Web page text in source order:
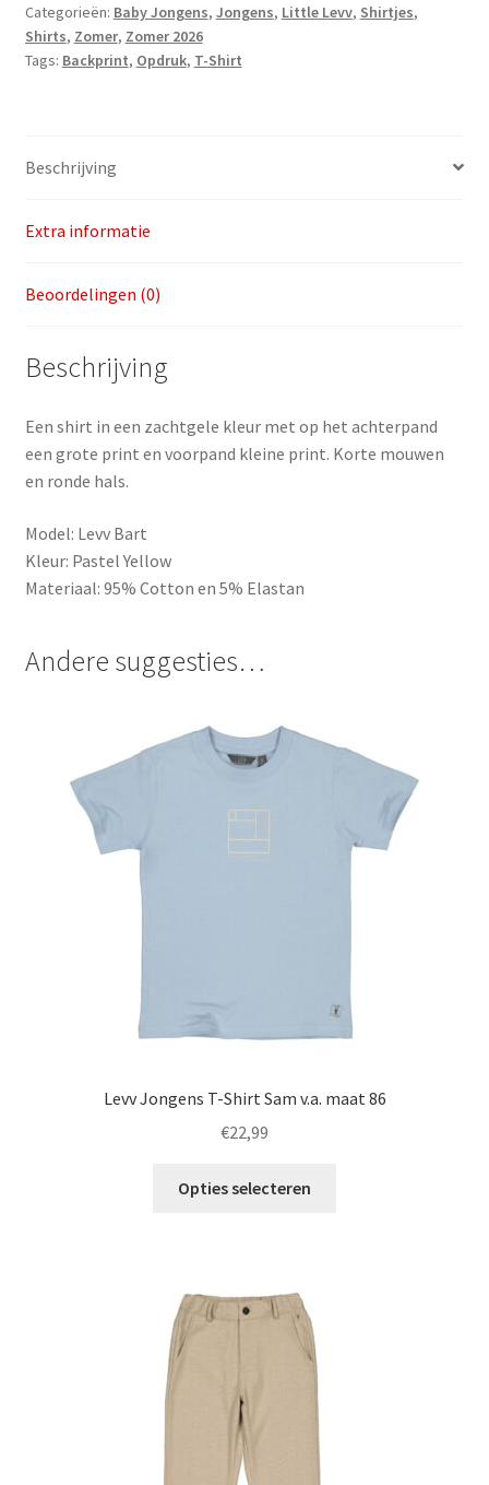
v.a.
maat
86
Categorieën: Baby Jongens, Jongens, Little Levv, Shirtjes,
Shirts, Zomer, Zomer 2026
Tags: Backprint, Opdruk, T-Shirt
Beschrijving
Extra informatie
Beoordelingen (0)
Beschrijving
Een shirt in een zachtgele kleur met op het achterpand
een grote print en voorpand kleine print. Korte mouwen
en ronde hals.
Model: Levv Bart
Kleur: Pastel Yellow
Materiaal: 95% Cotton en 5% Elastan
Andere suggesties…
Levv Jongens T-Shirt Sam v.a. maat 86
€22,99
Opties selecteren